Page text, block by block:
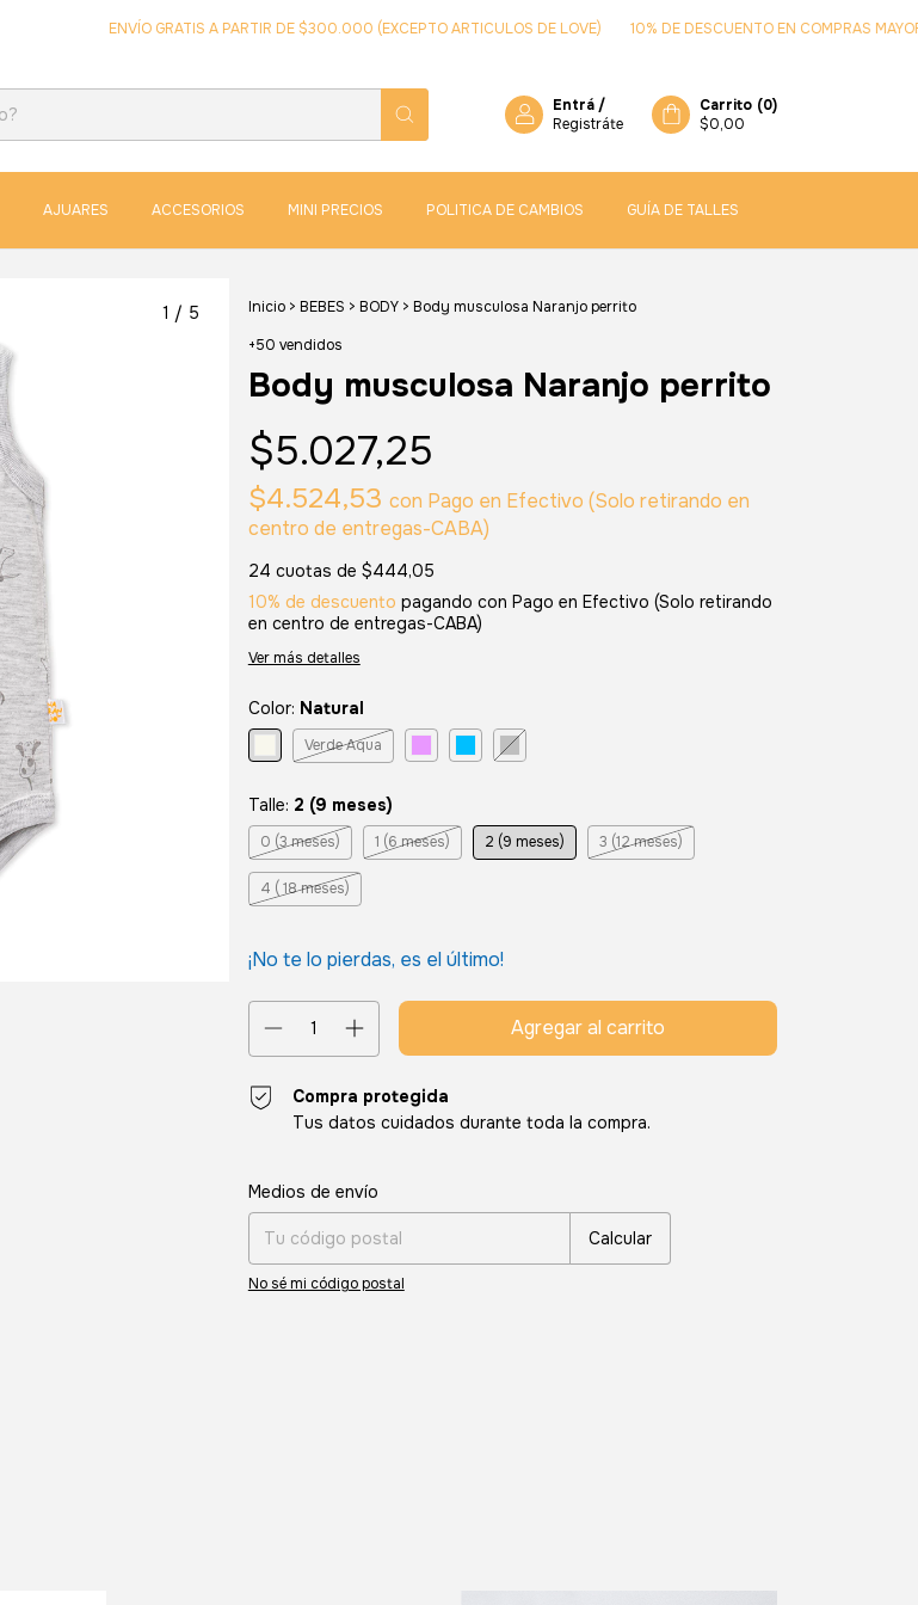
ENVÍO GRATIS A PARTIR DE $300.000 (EXCEPTO ARTICULOS DE LOVE) 10% DE DESCUENTO EN COMPRAS
Entrá /
Registráte
Carrito (0)
$0,00
AJUARES ACCESORIOS MINI PRECIOS POLITICA DE CAMBIOS GUÍA DE TALLES
1 / 5 Inicio > BEBES > BODY > Body musculosa Naranjo perrito
+50 vendidos
Body musculosa Naranjo perrito
$5.027,25
$4.524,53 con Pago en Efectivo (Solo retirando en
centro de entregas-CABA)
24 cuotas de $444,05
10% de descuento pagando con Pago en Efectivo (Solo retirando
en centro de entregas-CABA)
Ver más detalles
Color: Natural
Verde Aqua
Talle: 2 (9 meses)
0 (3 meses) 1 (6 meses) 2 (9 meses) 3 (12 meses)
4 ( 18 meses)
¡No te lo pierdas, es el último!
Compra protegida
Tus datos cuidados durante toda la compra.
Entregas para el CP:
Medios de envío
Calcular
No sé mi código postal